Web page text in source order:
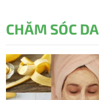
CHĂM SÓC DA